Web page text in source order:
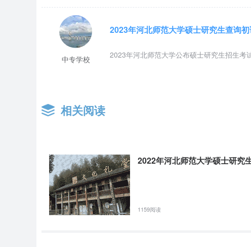
中专学校
2023年河北师范大学硕士研究生查询
2023年河北师范大学公布硕士研究生招生考
相关阅读
2022年河北师范大学硕士研究
1159阅读